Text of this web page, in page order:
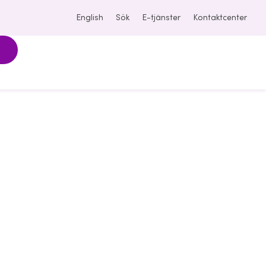
English Sök E-tjänster Kontaktcenter